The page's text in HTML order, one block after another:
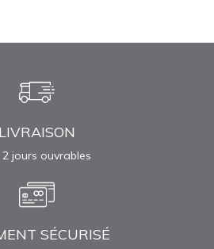
LIVRAISON
2 jours ouvrables
SÉCURISÉ